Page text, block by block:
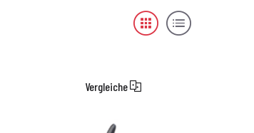
Vergleiche